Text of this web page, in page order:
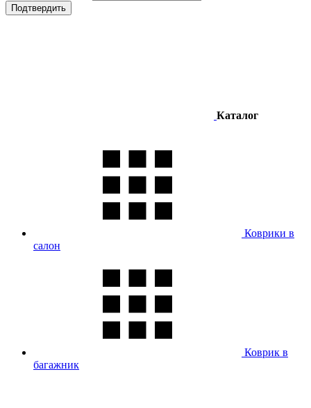
Подтвердить
Каталог
Коврики в
салон
Коврик в
багажник